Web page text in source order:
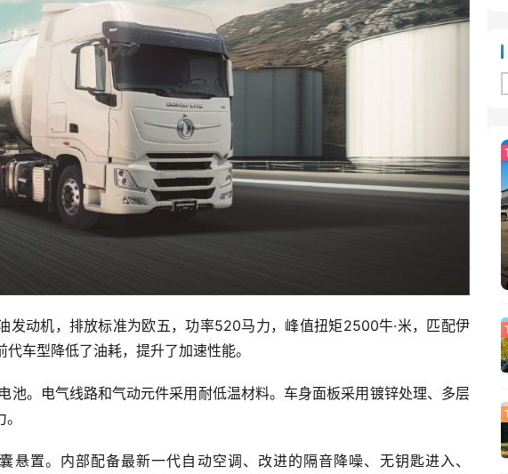
发动机，排放标准为欧五，功率520马力，峰值扭矩2500牛·米，匹配伊
车型降低了油耗，提升了加速性能。
池。电气线路和气动元件采用耐低温材料。车身面板采用镀锌处理、多层
悬置。内部配备最新一代自动空调、改进的隔音降噪、无钥匙进入、